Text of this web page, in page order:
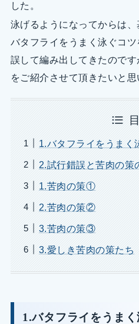
した。
泳げるようになってからは
バタフライをうまく泳ぐコ
誤して編み出してきたので
をご紹介させて頂きたいと思
1.バタフライをうまく
2.試行錯誤と苦肉の策
1.苦肉の策①
2.苦肉の策②
3.苦肉の策③
3.愛しき苦肉の策たち
1.バタフライをうま